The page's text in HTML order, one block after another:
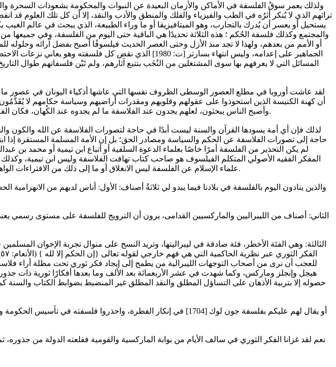
ولذلك يعمر سوقُ الفلسفة في الأماكن والأزمان البعيدة عن النبوات والمحكومة بشعوذات السحرة
تراثهم الذي لا يُنكر أثرُه في الطب والفيزياء والفلك والمنطق والأدب والنقد، إلا أن كل تلك العلوم
يستحيل أو يعسر أن يُدرك بالتجارب، وهو الميتافيزيقا أو ما وراء الطبيعة، الذي يبحث في عالم الغيب
والمجتمع وكذلك فلسفة الحُكم ؛ هذه الثلاثة تحديدًا هي الباقية حتى اليوم من الفلسفة، وفي
الجماهير على إعدامه، وليس انتهاء بسارتر [ت: 1980] الذي
المسائل التي لا يعرفهم بها سوى المشتغلين من النُخَب بتتبع آثارهم، ولم تَبْن فلسفاتهم طوال
لقد عاشت أوروبا في مطلع العصور الوسطى الظروف نفسها التي عاشها أذكياء اليونان في عصور ما
أن كهنة الكنيسة الذين استحوذوا على عقولهم وقلوبهم ومقدرات أراضيهم وسياسة حكامهم لا
وأصبح الناس يبحثون، لعلهم يجدون عند الفلاسفة ما لم يجدوه عند الكُهان، فكان الفلاسفة الأوروبيون يشكلون البديل المنشود عن خرافات الدين المُحَرَّف منذ بواكير عصور النهضة وحتى اليوم.
لذلك فإن أي أمة يسودها القرآن والسنة ليست أبدًا في حاجة لتصورات الفلاسفة عن الله والكون
حاجة إلى تصورات الفلاسفة عن الحكم والسياسة ومصادر الحق؛ بل إن الأمة المسلمة المستقرة إذا
علماء الإسلام عن الفلسفة ليس الانغلاق أو ما إلى ذلك من الافتراءات الواهية؛ وإنما لأن الفلسفة تُجدف في أمور الوحي والدين بأشتات من الضياع على خلاف ما جاء به الوحي والدين.
والذين ينادون اليوم بالفلسفة في بلادنا فيما يبدو لي ثلاثةُ أصناف: الأول: أناس لديهم من
الثاني: أصناف من الليبراليين والماركسيين القدامى، يرون أن الترويج للفلسفة على مستوى رسمي
الثالثة: وهي الفئة الأخطر، فئة صادقة في ليبراليتها، وتريد النسج على منوال تجربة الإخوان
للعجب أن نرى من أصحاب التوجهات الليبرالية من يطمح إلى إيجاد فكر ثوري تحت مظلة أراء فلاسفة
هيجل وإنجلز وماركس، وكما شهدت في عشر الأربعمائة بعد الألف وما بعدها أفكارًا ثورية ذات
حصوله إلا بتربية الأذهان على التساؤل المطلق والنقد المطلق غير المنضبط بضوابط الكتاب والسنة
أو يقال لهم عليكم بفلسفة جون لوك [1704] في إنكار الفطرة، واحذروا
نعم لقد غزانا الفكر الثوري في سالف الأيام من بوابة الماركسية والقومية فقلعته الدولة من جذوره،